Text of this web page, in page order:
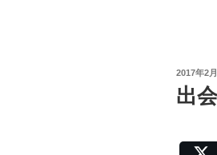
投
日:
2017年2
出